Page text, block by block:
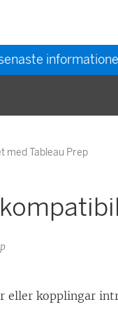
med Tableau Prep
eller kopplingar